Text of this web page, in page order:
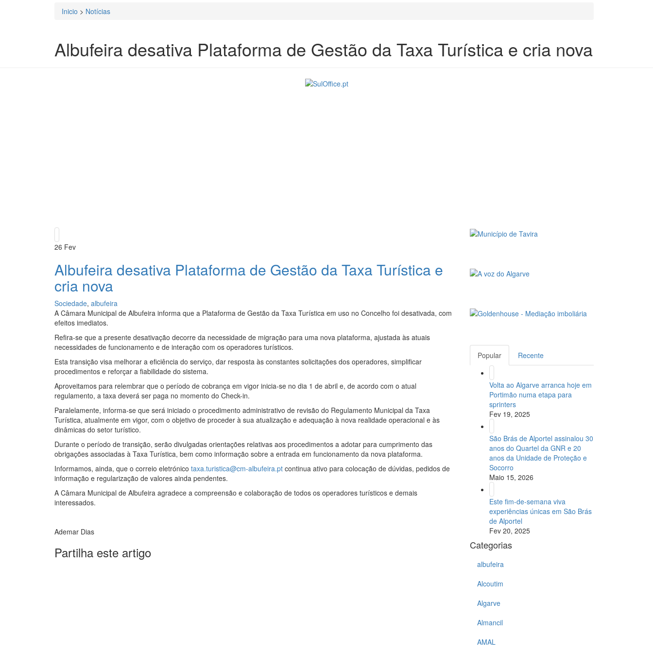
Está aqui
Inicio > Notícias
Albufeira desativa Plataforma de Gestão da Taxa Turística e cria nova
26 Fev
Albufeira desativa Plataforma de Gestão da Taxa Turística e
cria nova
Sociedade, albufeira
A Câmara Municipal de Albufeira informa que a Plataforma de Gestão da Taxa Turística em uso no Concelho foi desativada, com
efeitos imediatos.
Refira-se que a presente desativação decorre da necessidade de migração para uma nova plataforma, ajustada às atuais
necessidades de funcionamento e de interação com os operadores turísticos.
Esta transição visa melhorar a eficiência do serviço, dar resposta às constantes solicitações dos operadores, simplificar
procedimentos e reforçar a fiabilidade do sistema.
Aproveitamos para relembrar que o período de cobrança em vigor inicia-se no dia 1 de abril e, de acordo com o atual
regulamento, a taxa deverá ser paga no momento do Check-in.
Paralelamente, informa-se que será iniciado o procedimento administrativo de revisão do Regulamento Municipal da Taxa
Turística, atualmente em vigor, com o objetivo de proceder à sua atualização e adequação à nova realidade operacional e às
dinâmicas do setor turístico.
Durante o período de transição, serão divulgadas orientações relativas aos procedimentos a adotar para cumprimento das
obrigações associadas à Taxa Turística, bem como informação sobre a entrada em funcionamento da nova plataforma.
Informamos, ainda, que o correio eletrónico taxa.turistica@cm-albufeira.pt continua ativo para colocação de dúvidas, pedidos de
informação e regularização de valores ainda pendentes.
A Câmara Municipal de Albufeira agradece a compreensão e colaboração de todos os operadores turísticos e demais
interessados.
Ademar Dias
Partilha este artigo
Popular Recente
Volta ao Algarve arranca hoje em
Portimão numa etapa para
sprinters
Fev 19, 2025
São Brás de Alportel assinalou 30
anos do Quartel da GNR e 20
anos da Unidade de Proteção e
Socorro
Maio 15, 2026
Este fim-de-semana viva
experiências únicas em São Brás
de Alportel
Fev 20, 2025
Categorias
albufeira
Alcoutim
Algarve
Almancil
AMAL